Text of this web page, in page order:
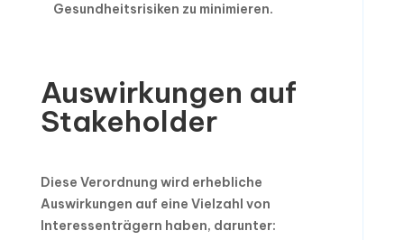
Gesundheitsrisiken zu minimieren.
Auswirkungen auf
Stakeholder
Diese Verordnung wird erhebliche
Auswirkungen auf eine Vielzahl von
Interessenträgern haben, darunter: